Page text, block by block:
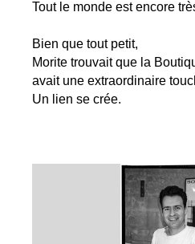
Tout le monde est encore
Bien que tout petit,
Morite trouvait que la
avait une extraordinaire
Un lien se crée.